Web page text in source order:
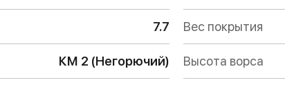
7.7 Вес покрытия
КМ 2 (Негорючий) Высота ворса